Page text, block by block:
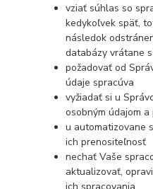
vziať súhlas so
kedykoľvek späť,
následok
databázy vrátane
požadovať od
údaje spracúva
vyžiadať si u
osobným údajom
u automatizovane
ich prenositeľnosť
nechať Vaše
aktualizovať,